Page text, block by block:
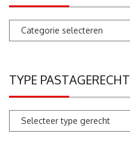
Pastarecepten
zoeken
TYPE PASTAGERECHT